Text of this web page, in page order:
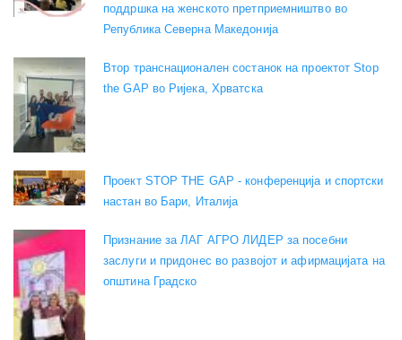
поддршка на женското претприемништво во
Република Северна Македонија
Втор транснационален состанок на проектот Stop
the GAP во Ријека, Хрватска
Проект STOP THE GAP - конференција и спортски
настан во Бари, Италија
Признание за ЛАГ АГРО ЛИДЕР за посебни
заслуги и придонес во развојот и афирмацијата на
општина Градско